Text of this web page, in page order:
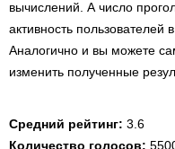
вычислений. А число
активность пользователей
Аналогично и вы можете
изменить полученные
Средний рейтинг: 3.6
Количество голосов: